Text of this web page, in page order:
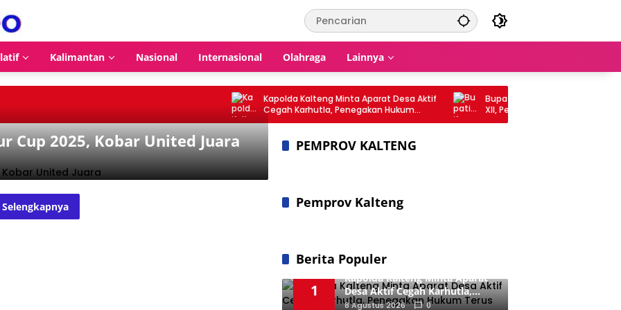
Kalimantan Nasional Internasional Olahraga Lainnya
Kapolda Kalteng Minta Aparat Desa Aktif
Cegah Karhutla, Penegakan Hukum
Terus Diperkuat
Bupati Kapuas Lepas Kontingen
XII, Peserta Diminta Jaga Nama Baik
Daerah
Cup 2025, Kobar United Juara
Selengkapnya
PEMPROV KALTENG
Pemprov Kalteng
Berita Populer
1
Kapolda Kalteng Minta Aparat
Desa Aktif Cegah Karhutla,
Penegakan Hukum Terus
8 Agustus 2026 0